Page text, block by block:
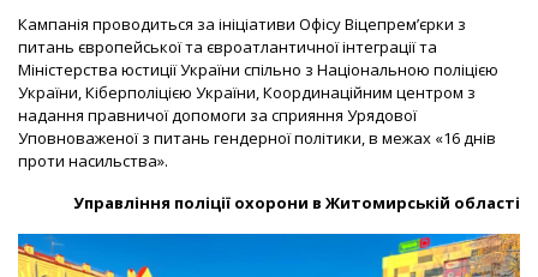
Кампанія проводиться за ініціативи Офісу Віцепрем’єрки з
питань європейської та євроатлантичної інтеграції та
Міністерства юстиції України спільно з Національною поліцією
України, Кіберполіцією України, Координаційним центром з
надання правничої допомоги за сприяння Урядової
Уповноваженої з питань гендерної політики, в межах «16 днів
проти насильства».
Управління поліції охорони в Житомирській області